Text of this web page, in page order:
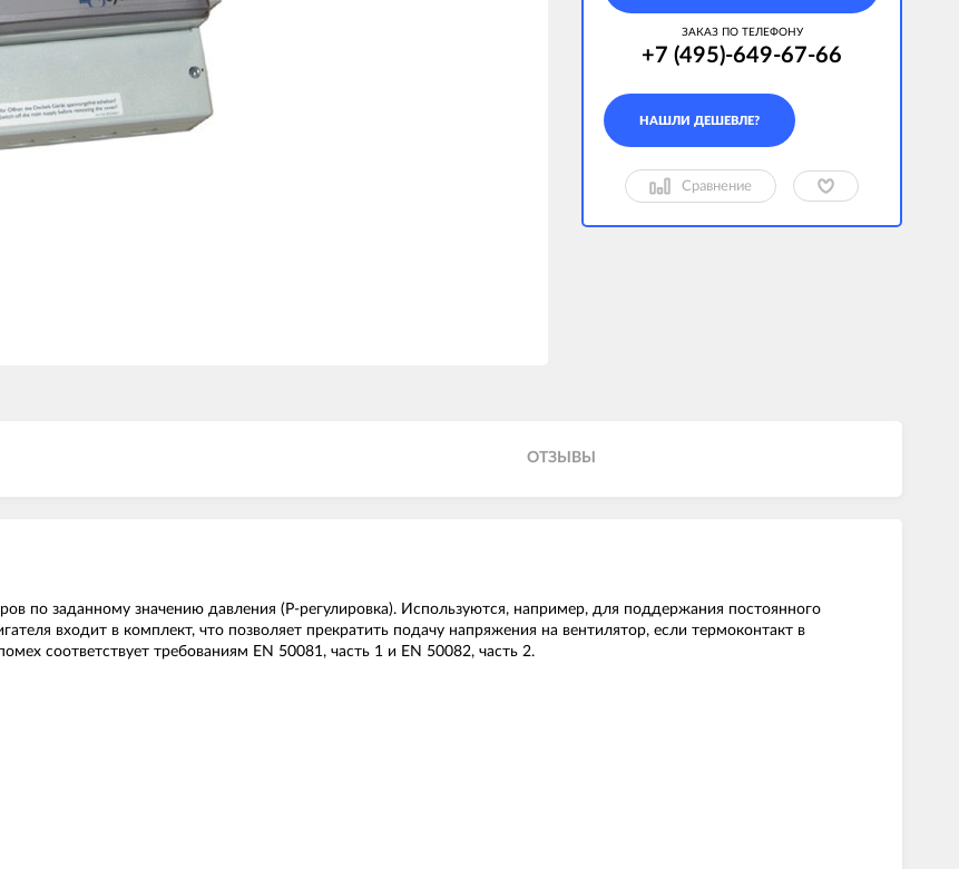
ЗАКАЗ ПО ТЕЛЕФОНУ
+7 (495)-649-67-66
Сравнение
ОТЗЫВЫ
по заданному значению давления (Р-регулировка). Используются, например, для поддержания постоянного
входит в комплект, что позволяет прекратить подачу напряжения на вентилятор, если термоконтакт в
соответствует требованиям EN 50081, часть 1 и EN 50082, часть 2.